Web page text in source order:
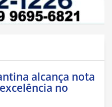
alcança nota
no